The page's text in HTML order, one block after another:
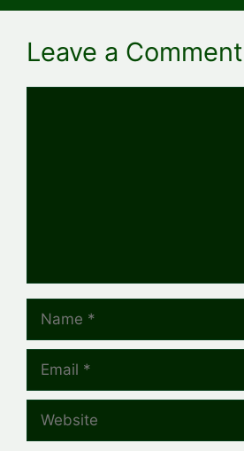
Leave a Comment
Name
Email
Website